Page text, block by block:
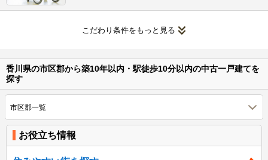
こだわり条件をもっと見る
香川県の市区郡から築10年以内・駅徒歩10分以内の中古一戸建てを
探す
市区郡一覧
お役立ち情報